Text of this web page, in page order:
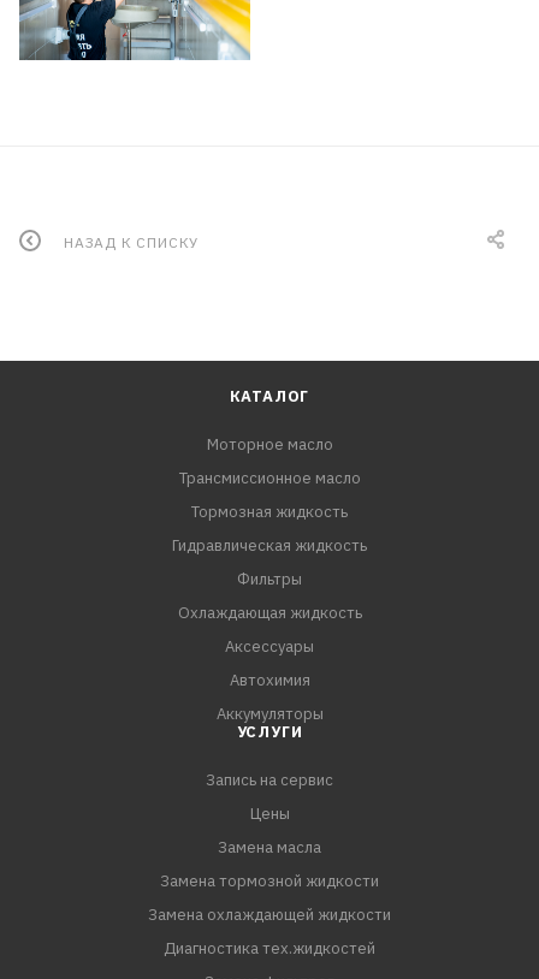
НАЗАД К СПИСКУ
КАТАЛОГ
Моторное масло
Трансмиссионное масло
Тормозная жидкость
Гидравлическая жидкость
Фильтры
Охлаждающая жидкость
Аксессуары
Автохимия
Аккумуляторы
УСЛУГИ
Запись на сервис
Цены
Замена масла
Замена тормозной жидкости
Замена охлаждающей жидкости
Диагностика тех.жидкостей